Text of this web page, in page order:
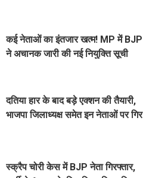
कई नेताओं का इंतजार खत्म! MP में BJP
ने अचानक जारी की नई नियुक्ति सूची
दतिया हार के बाद बड़े एक्शन की तैयारी,
भाजपा जिलाध्यक्ष समेत इन नेताओं पर गिर
स्क्रैप चोरी केस में BJP नेता गिरफ्तार,